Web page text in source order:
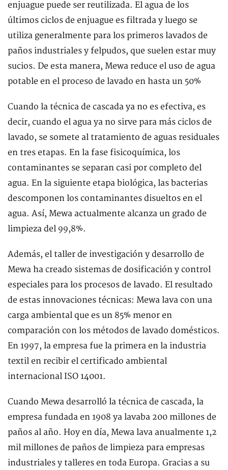
enjuague puede ser reutilizada. El agua de los
últimos ciclos de enjuague es filtrada y luego se
utiliza generalmente para los primeros lavados de
paños industriales y felpudos, que suelen estar muy
sucios. De esta manera, Mewa reduce el uso de agua
potable en el proceso de lavado en hasta un 50%
Cuando la técnica de cascada ya no es efectiva, es
decir, cuando el agua ya no sirve para más ciclos de
lavado, se somete al tratamiento de aguas residuales
en tres etapas. En la fase fisicoquímica, los
contaminantes se separan casi por completo del
agua. En la siguiente etapa biológica, las bacterias
descomponen los contaminantes disueltos en el
agua. Así, Mewa actualmente alcanza un grado de
limpieza del 99,8%.
Además, el taller de investigación y desarrollo de
Mewa ha creado sistemas de dosificación y control
especiales para los procesos de lavado. El resultado
de estas innovaciones técnicas: Mewa lava con una
carga ambiental que es un 85% menor en
comparación con los métodos de lavado domésticos.
En 1997, la empresa fue la primera en la industria
textil en recibir el certificado ambiental
internacional ISO 14001.
Cuando Mewa desarrolló la técnica de cascada, la
empresa fundada en 1908 ya lavaba 200 millones de
paños al año. Hoy en día, Mewa lava anualmente 1,2
mil millones de paños de limpieza para empresas
industriales y talleres en toda Europa. Gracias a su